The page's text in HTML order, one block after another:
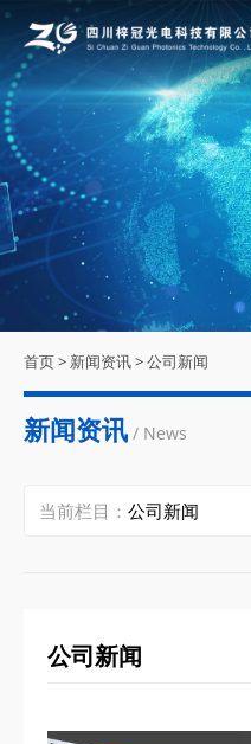
首页> 新闻资讯>公司新闻
新闻资讯 / News
当前栏目：
公司新闻